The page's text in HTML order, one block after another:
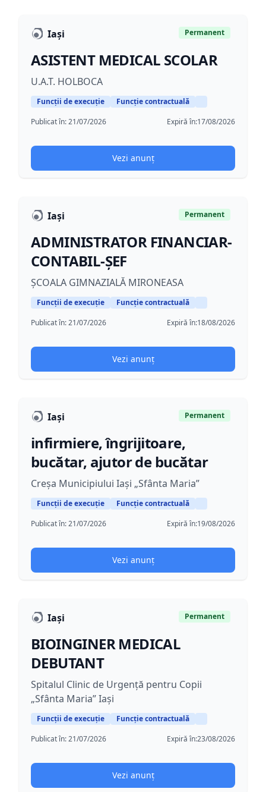
Iași Permanent
ASISTENT MEDICAL SCOLAR
U.A.T. HOLBOCA
Funcții de execuție
Funcție contractuală
Publicat în:21/07/2026 Expiră în:17/08/2026
Vezi anunț
Iași Permanent
ADMINISTRATOR FINANCIAR-
CONTABIL-ȘEF
ȘCOALA GIMNAZIALĂ MIRONEASA
Funcții de execuție
Funcție contractuală
Publicat în:21/07/2026 Expiră în:18/08/2026
Vezi anunț
Iași Permanent
infirmiere, îngrijitoare,
bucătar, ajutor de bucătar
Creșa Municipiului Iași „Sfânta Maria”
Funcții de execuție
Funcție contractuală
Publicat în:21/07/2026 Expiră în:19/08/2026
Vezi anunț
Iași Permanent
BIOINGINER MEDICAL
DEBUTANT
Spitalul Clinic de Urgență pentru Copii
„Sfânta Maria” Iași
Funcții de execuție
Funcție contractuală
Publicat în:21/07/2026 Expiră în:23/08/2026
Vezi anunț